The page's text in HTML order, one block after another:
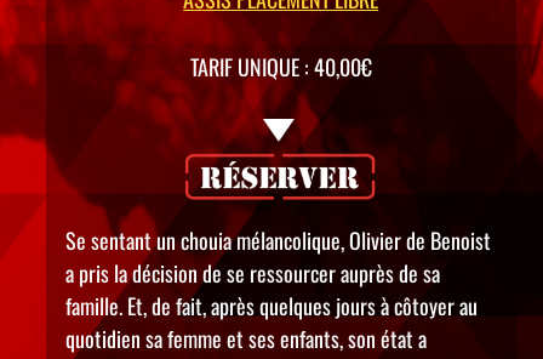
TARIF UNIQUE : 40,00€
Se sentant un chouia mélancolique, Olivier de Benoist
a pris la décision de se ressourcer auprès de sa
famille. Et, de fait, après quelques jours à côtoyer au
quotidien sa femme et ses enfants, son état a